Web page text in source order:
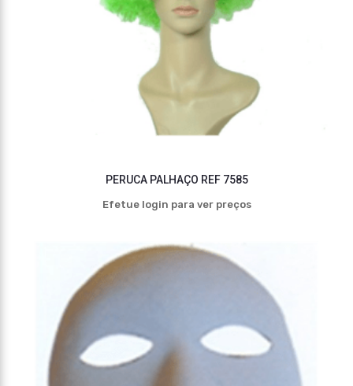
PERUCA PALHAÇO REF 7585
Efetue login para ver preços